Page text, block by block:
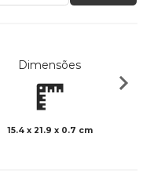
Dimensões
15.4 x 21.9 x 0.7 cm